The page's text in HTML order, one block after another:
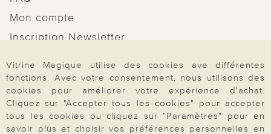
Mon compte
Inscription Newsletter
Données personnelles
Droit de rétractation
Rétractation
Vitrine Magique utilise des cookies ave différentes
fonctions. Avec votre consentement, nous utilisons des
cookies pour améliorer votre expérience d'achat.
Cliquez sur "Accepter tous les cookies" pour accepter
tous les cookies ou cliquez sur "Paramètres" pour en
savoir plus et choisir vos préférences personnelles en